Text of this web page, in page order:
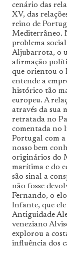
cenário das
XV, das
reino de
Mediterrâneo.
problema
Aljubarrota, o
afirmação
que orientou o
entende a
histórico tão
europeu. A
através da sua
retratada no
comentada no
Portugal com a
nosso bem
originários do
marítima e do
são sinal a
não fosse
Fernando, o
Infante, que
Antiguidade
veneziano
explorou a
influência dos